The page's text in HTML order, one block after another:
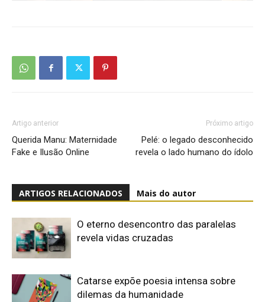
Artigo anterior
Querida Manu: Maternidade
Fake e Ilusão Online
Próximo artigo
Pelé: o legado desconhecido
revela o lado humano do ídolo
ARTIGOS RELACIONADOS Mais do autor
O eterno desencontro das paralelas
revela vidas cruzadas
Catarse expõe poesia intensa sobre
dilemas da humanidade